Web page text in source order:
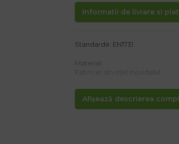
Informatii de livrare si
Afișează descrierea
Standarde: EN1731
Material:
Proprietăți:
– Greutate: 53 g
– Interval de temperatură de la -